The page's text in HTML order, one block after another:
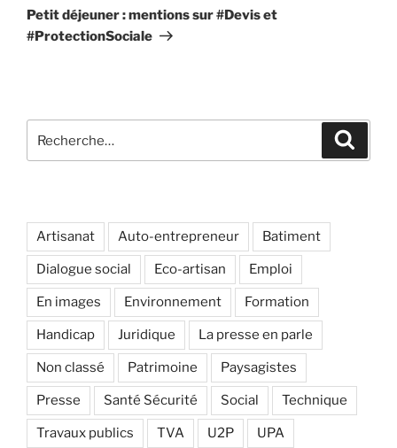
suivant
Petit déjeuner : mentions sur #Devis et
#ProtectionSociale
pour
Artisanat Auto-entrepreneur Batiment
Dialogue social Eco-artisan Emploi
En images Environnement Formation
Handicap Juridique La presse en parle
Non classé Patrimoine Paysagistes
Presse Santé Sécurité Social Technique
Travaux publics TVA U2P UPA